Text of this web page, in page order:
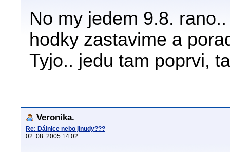
No my jedem 9.8.
hodky zastavime a
Tyjo.. jedu tam poprvi,
Veronika.
Re: Dálnice nebo jinudy???
02. 08. 2005 14:02